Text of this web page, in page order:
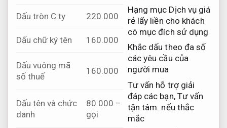
Hạng mục Dịch vụ giá
rẻ lấy liền cho khách
có mục đích sử dụng
Khắc dấu theo đa số
các yêu cầu của
người mua
Tư vấn hỗ trợ giải
đáp các bạn, Tư vấn
tận tâm. nếu thắc
mắc
Dấu tròn C.ty 220.000
Dấu chữ ký tên 160.000
Dấu vuông mã
số thuế
160.000
Dấu tên và chức
danh
80.000 –
gọi